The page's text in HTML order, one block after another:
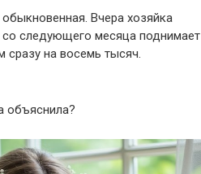
Вчера хозяйка
следующего месяца поднимает
сразу на восемь тысяч.
объяснила?